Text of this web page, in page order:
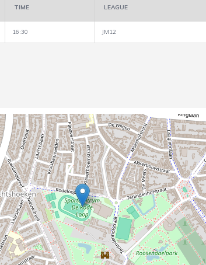
TIME LEAGUE
16:30 JM12